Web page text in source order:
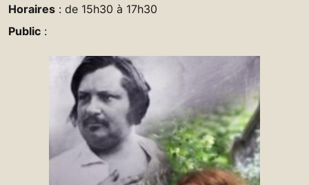
Horaires : de 15h30 à 17h30
Public :